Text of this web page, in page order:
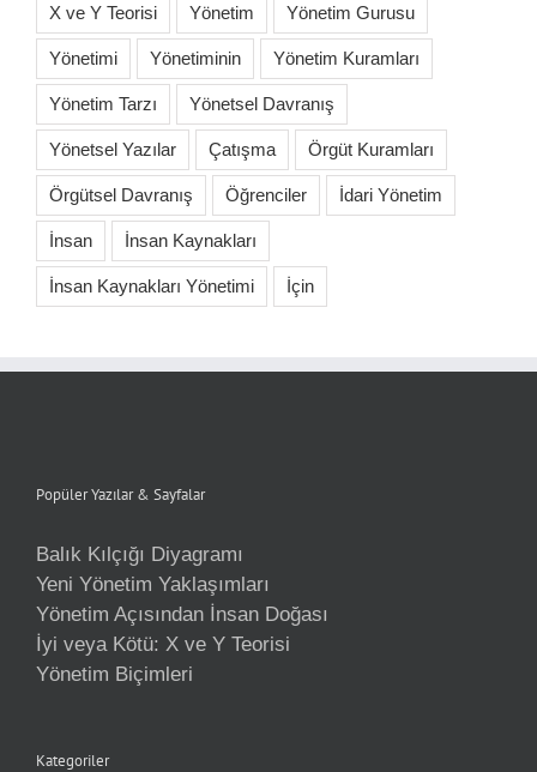
X ve Y Teorisi Yönetim Yönetim Gurusu
Yönetimi Yönetiminin Yönetim Kuramları
Yönetim Tarzı Yönetsel Davranış
Yönetsel Yazılar Çatışma Örgüt Kuramları
Örgütsel Davranış Öğrenciler İdari Yönetim
İnsan İnsan Kaynakları
İnsan Kaynakları Yönetimi İçin
Popüler Yazılar & Sayfalar
Balık Kılçığı Diyagramı
Yeni Yönetim Yaklaşımları
Yönetim Açısından İnsan Doğası
İyi veya Kötü: X ve Y Teorisi
Yönetim Biçimleri
Kategoriler